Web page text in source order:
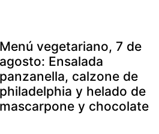
Menú vegetariano, 7 de
agosto: Ensalada
panzanella, calzone de
philadelphia y helado de
mascarpone y chocolate